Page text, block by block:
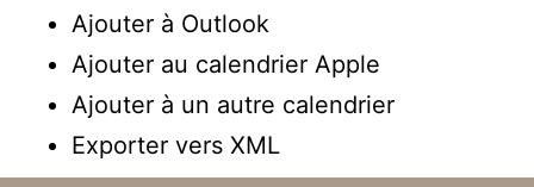
Ajouter à Outlook
Ajouter au calendrier Apple
Ajouter à un autre calendrier
Exporter vers XML